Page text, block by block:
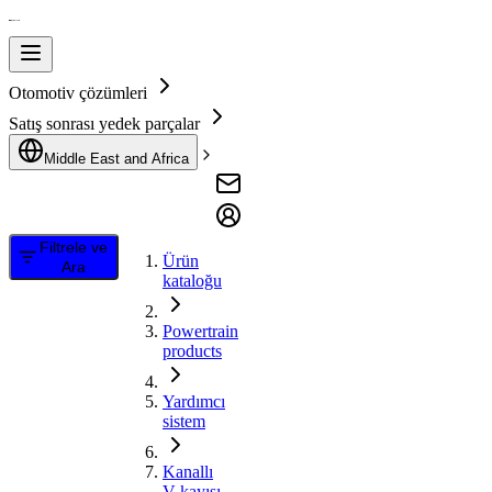
Otomotiv çözümleri
Satış sonrası yedek parçalar
Middle East and Africa
Filtrele ve
Ara
Ürün
kataloğu
Powertrain
products
Yardımcı
sistem
Kanallı